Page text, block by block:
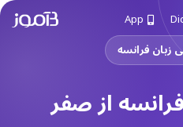
App
زبان فرانسه
از صفر